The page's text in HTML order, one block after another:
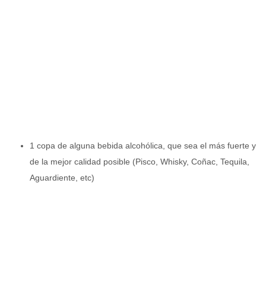
1 copa de alguna bebida alcohólica, que sea el más fuerte y
de la mejor calidad posible (Pisco, Whisky, Coñac, Tequila,
Aguardiente, etc)